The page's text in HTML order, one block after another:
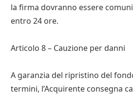
la firma dovranno essere
entro 24 ore.
Articolo 8 – Cauzione per danni
A garanzia del ripristino del
termini, l’Acquirente consegna